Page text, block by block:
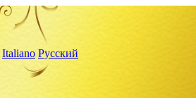
Italiano Русский